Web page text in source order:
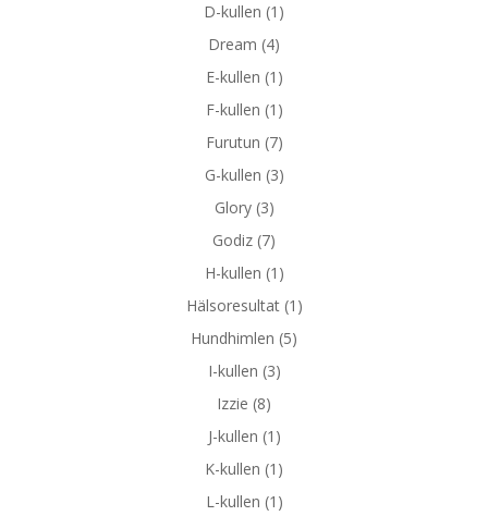
D-kullen (1)
Dream (4)
E-kullen (1)
F-kullen (1)
Furutun (7)
G-kullen (3)
Glory(3)
Godiz (7)
H-kullen (1)
Hälsoresultat(1)
Hundhimlen (5)
I-kullen (3)
Izzie (8)
J-kullen (1)
K-kullen (1)
L-kullen (1)